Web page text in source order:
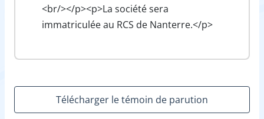
<br/></p><p>La société sera
immatriculée au RCS de Nanterre.</p>
Télécharger le témoin de parution